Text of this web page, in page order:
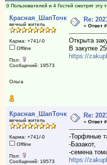
0 Пользователей и 4 Гостей смотрят эту
Красная_ШапТочка
вечный житель
Карма: +741/-0
Offline
Пол:
Сообщений: 19573
Ольга
Re:
« Ответ
Открыта
В закупке
https://
Красная_ШапТочка
вечный житель
Карма: +741/-0
Offline
Пол:
Сообщений: 19573
Re:
« Ответ
-Торфяные
-Базакот,
-семена
https://